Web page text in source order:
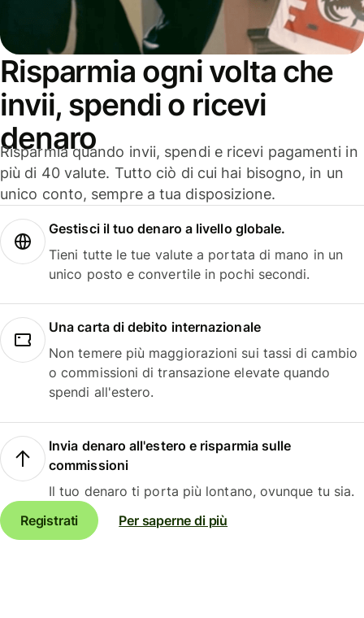
Risparmia ogni volta che
invii, spendi o ricevi
denaro
Risparmia quando invii, spendi e ricevi pagamenti in
più di 40 valute. Tutto ciò di cui hai bisogno, in un
unico conto, sempre a tua disposizione.
Gestisci il tuo denaro a livello globale.
Tieni tutte le tue valute a portata di mano in un
unico posto e convertile in pochi secondi.
Una carta di debito internazionale
Non temere più maggiorazioni sui tassi di cambio
o commissioni di transazione elevate quando
spendi all'estero.
Invia denaro all'estero e risparmia sulle
commissioni
Il tuo denaro ti porta più lontano, ovunque tu sia.
Registrati
Per saperne di più